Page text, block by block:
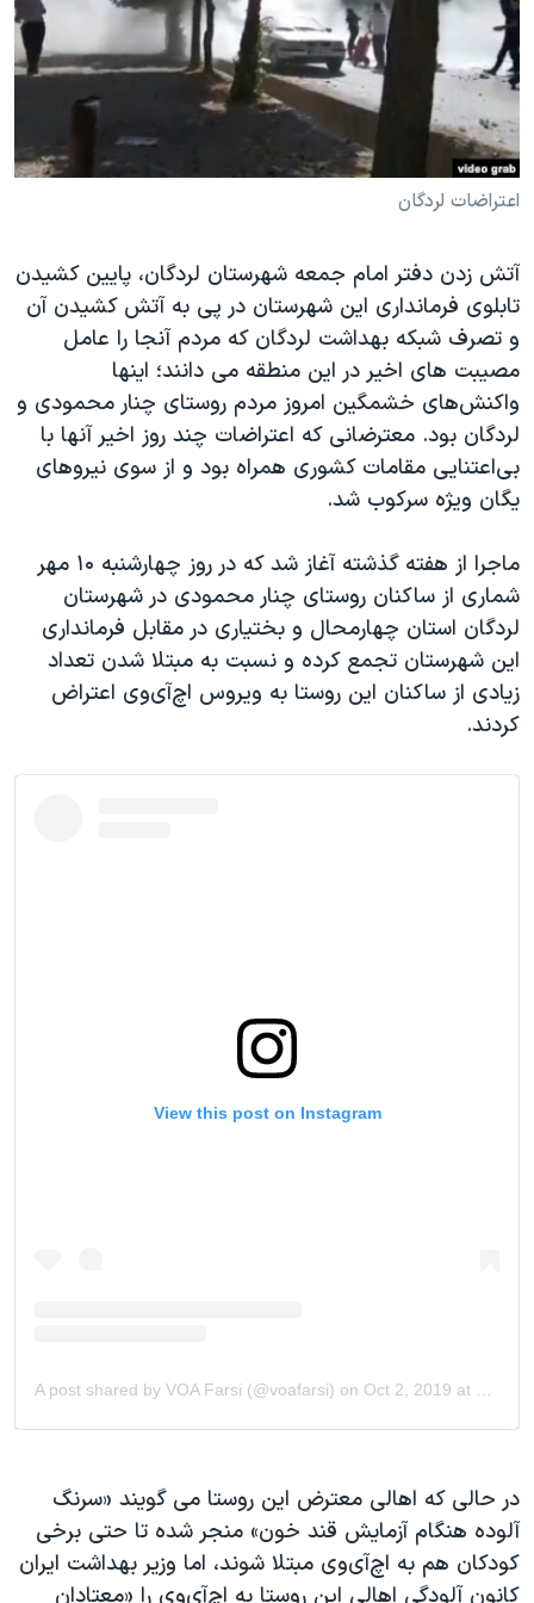
فرهنگ و زندگی
حقوق شهروندی
اقتصادی
علم و فناوری
اسرائیل در جنگ
آرشیو پخش زنده
مستندها
انتخابات ریاست جمهوری آمریکا ۲۰۲۴
حمله جمهوری اسلامی به اسرائیل
رمز مهسا
ورزش زنان در ایران
مجموعه مستندهای دادخواهی
تریبونال مردمی آبان ۹۸
دادگاه حمید نوری
چهل سال گروگان‌گیری
قانون شفافیت دارائی کادر رهبری ایران
اعتراضات مردمی آبان ۹۸
نرگس محمدی برنده جایزه نوبل صلح
همایش محافظه‌کاران آمریکا «سی‌پک»
صفحه‌های ویژه
سفر پرزیدنت ترامپ به چین
دنبال کنید
زبانهای مختلف
اعتراضات لردگان
آتش زدن دفتر امام جمعه شهرستان لردگان، پایین کشیدن
تابلوی فرمانداری این شهرستان در پی به آتش کشیدن آن
و تصرف شبکه بهداشت لردگان که مردم آنجا را عامل
مصیبت های اخیر در این منطقه می دانند؛ اینها
واکنش‌های خشمگین امروز مردم روستای چنار محمودی و
لردگان بود. معترضانی که اعتراضات چند روز اخیر آنها با
بی‌اعتنایی مقامات کشوری همراه بود و از سوی نیروهای
یگان ویژه سرکوب شد.
ماجرا از هفته گذشته آغاز شد که در روز چهارشنبه ۱۰ مهر
شماری از ساکنان روستای چنار محمودی در شهرستان
لردگان استان چهارمحال و بختیاری در مقابل فرمانداری
این شهرستان تجمع کرده و نسبت به مبتلا شدن تعداد
زیادی از ساکنان این روستا به ویروس اچ‌آی‌وی اعتراض
کردند.
در حالی که اهالی معترض این روستا می گویند «سرنگ
آلوده هنگام آزمایش قند خون» منجر شده تا حتی برخی
کودکان هم به اچ‌آی‌وی مبتلا شوند، اما وزیر بهداشت ایران